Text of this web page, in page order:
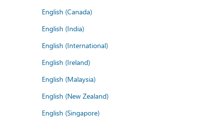
English (Canada)
English (India)
English (International)
English (Ireland)
English (Malaysia)
English (New Zealand)
English (Singapore)